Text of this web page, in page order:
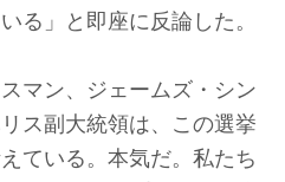
る」と即座に反論した。
マン、ジェームズ・シン
ス副大統領は、この選挙
ている。本気だ。私たち